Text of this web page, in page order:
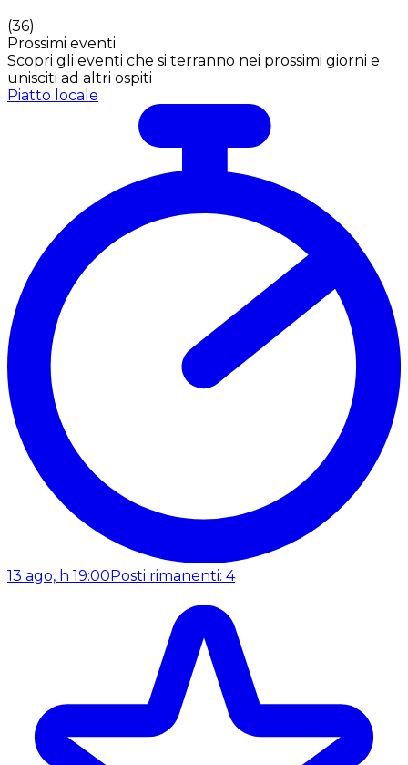
(36)
Prossimi eventi
Scopri gli eventi che si terranno nei prossimi giorni e
unisciti ad altri ospiti
Piatto locale
13 ago, h 19:00 Posti rimanenti: 4